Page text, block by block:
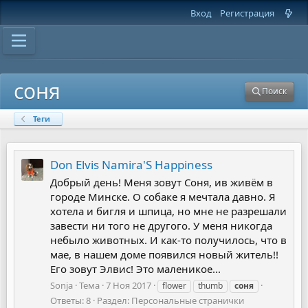
Вход Регистрация
соня Поиск
Теги
Don Elvis Namira'S Happiness
Добрый день! Меня зовут Соня, ив живём в
городе Минске. О собаке я мечтала давно. Я
хотела и бигля и шпица, но мне не разрешали
завести ни того не другого. У меня никогда
небыло животных. И как-то получилось, что в
мае, в нашем доме появился новый житель!!
Его зовут Элвис! Это маленикое...
Sonja Тема 7 Ноя 2017 flower thumb соня
Ответы: 8 Раздел: Персональные странички